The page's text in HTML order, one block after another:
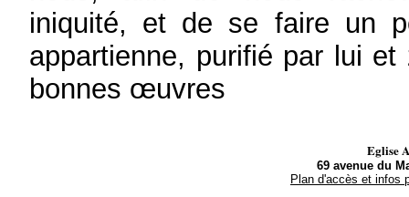
iniquité, et de se faire un
appartienne, purifié par lui
bonnes œuvres
Eglise
69 avenue du
Plan d'accès et infos